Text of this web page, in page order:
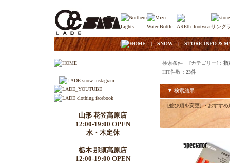
| HOME|SNOW| STORE INFO &
山形 花笠高原店
12:00-19:00 OPEN
水・木定休
栃木 那須高原店
12:00-19:00 OPEN
検索条件 [カテゴリー]： 指
HIT件数： 23件
▼ 検索結果
[並び順を変更]・おすすめ